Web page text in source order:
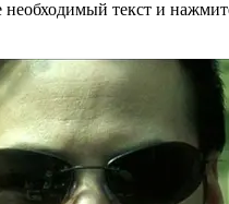
текст и